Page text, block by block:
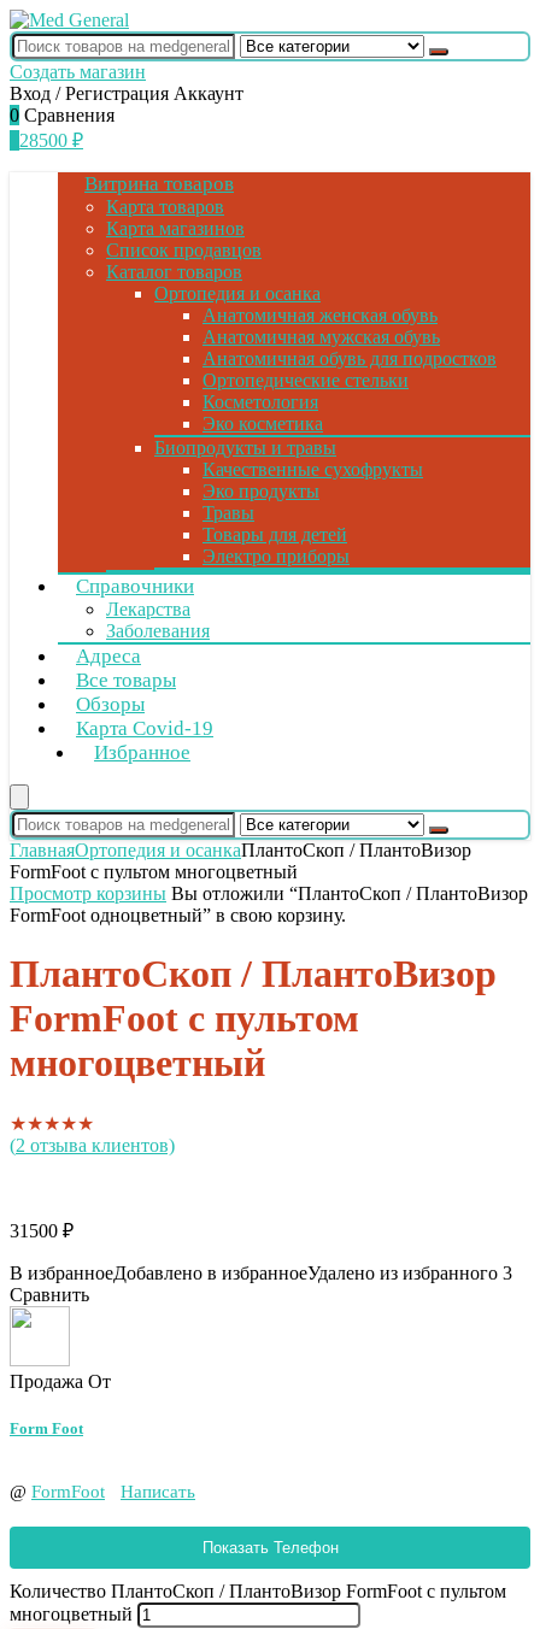
Создать магазин
Вход / Регистрация Аккаунт
0 Сравнения
28500 ₽
Витрина товаров
Карта товаров
Карта магазинов
Список продавцов
Каталог товаров
Ортопедия и осанка
Анатомичная женская обувь
Анатомичная мужская обувь
Анатомичная обувь для подростков
Ортопедические стельки
Косметология
Эко косметика
Биопродукты и травы
Качественные сухофрукты
Эко продукты
Травы
Товары для детей
Электро приборы
Справочники
Лекарства
Заболевания
Адреса
Все товары
Обзоры
Карта Covid-19
Избранное
ГлавнаяОртопедия и осанкаПлантоСкоп / ПлантоВизор
FormFoot с пультом многоцветный
Просмотр корзины Вы отложили “ПлантоСкоп / ПлантоВизор
FormFoot одноцветный” в свою корзину.
ПлантоСкоп / ПлантоВизор
FormFoot с пультом
многоцветный
★★★★★
(2 отзыва клиентов)
31500 ₽
В избранноеДобавлено в избранноеУдалено из избранного 3
Сравнить
Продажа От
Form Foot
@ FormFoot Написать
Показать Телефон
Количество ПлантоСкоп / ПлантоВизор FormFoot с пультом
многоцветный